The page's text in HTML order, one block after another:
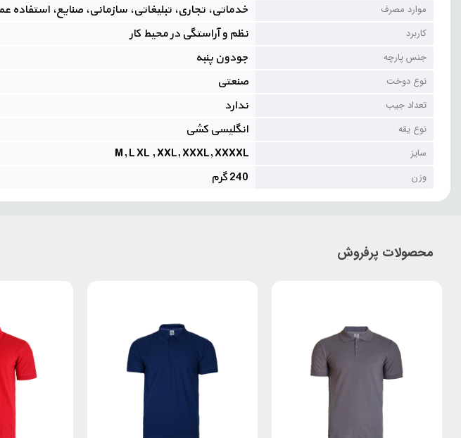
موارد مصرف خدماتی، تجاری، تبلیغاتی، سازمانی، صنایع، استفاده
کاربرد نظم و آراستگی در محیط کار
جنس پارچه جودون پنبه
نوع دوخت صنعتی
تعداد جیب ندارد
نوع یقه انگلیسی کشی
سایز M, L XL , XXL, XXXL, XXXXL
وزن 240 گرم
محصولات پرفروش